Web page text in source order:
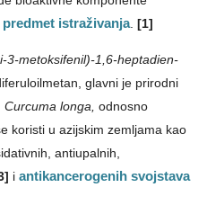
predmet istraživanja. [1]
3-metoksifenil)-1,6-heptadien-
glavni je prirodni
Curcuma longa, odnosno
koristi u azijskim zemljama kao
antiupalnih,
i antikancerogenih svojstava